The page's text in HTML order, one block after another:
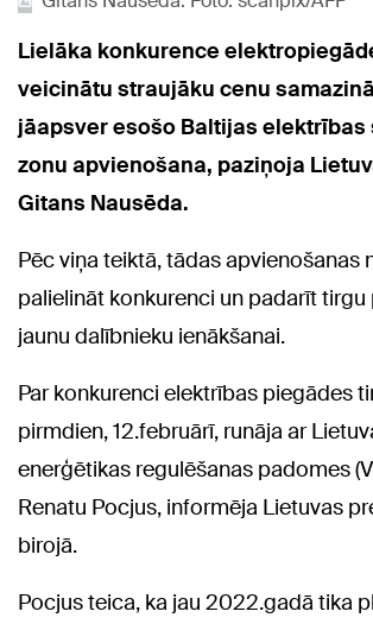
Lielāka konkurence
veicinātu straujāku cenu
jāapsver esošo Baltijas elektrības
zonu apvienošana, paziņoja
Gitans Nausēda.
Pēc viņa teiktā, tādas apvienošanas
palielināt konkurenci un padarīt
jaunu dalībnieku ienākšanai.
Par konkurenci elektrības piegādes
pirmdien, 12.februārī, runāja ar
enerģētikas regulēšanas padomes
Renatu Pocjus, informēja Lietuvas
birojā.
Pocjus teica, ka jau 2022.gadā tika